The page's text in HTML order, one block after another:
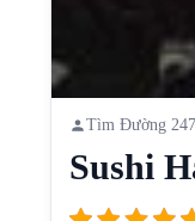
Tìm Đường 247
Sushi